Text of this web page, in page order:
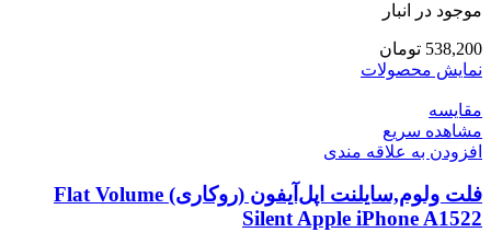
موجود در انبار
538,200 تومان
نمایش محصولات
مقایسه
مشاهده سریع
افزودن به علاقه مندی
فلت ولوم,سایلنت اپل‌آیفون (روکاری) Flat Volume
Silent Apple iPhone A1522